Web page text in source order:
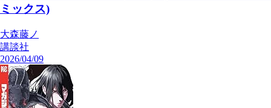
ミックス)
大森藤ノ
講談社
2026/04/09